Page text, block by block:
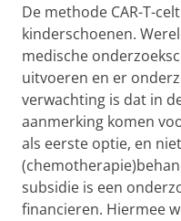
De methode CAR-T-
kinderschoenen.
medische
uitvoeren en er
verwachting is dat in
aanmerking komen
als eerste optie, en
subsidie is een
financieren. Hiermee